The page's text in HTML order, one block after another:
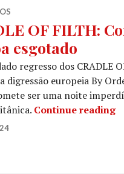
OF FILTH:
esgotado
regresso dos CRADLE
digressão europeia By
ser uma noite
Continue reading